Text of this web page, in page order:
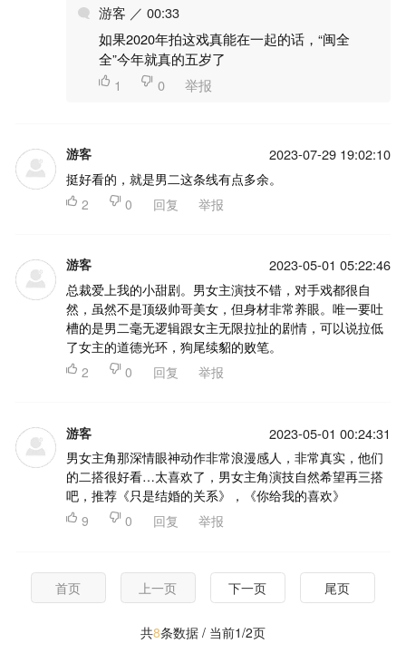
游客 ／ 00:33
如果2020年拍这戏真能在一起的话，“闽全
全”今年就真的五岁了
 1  0 举报
游客 2023-07-29 19:02:10
挺好看的，就是男二这条线有点多余。
 2  0 回复 举报
游客 2023-05-01 05:22:46
总裁爱上我的小甜剧。男女主演技不错，对手戏都很自
然，虽然不是顶级帅哥美女，但身材非常养眼。唯一要吐
槽的是男二毫无逻辑跟女主无限拉扯的剧情，可以说拉低
了女主的道德光环，狗尾续貂的败笔。
 2  0 回复 举报
游客 2023-05-01 00:24:31
男女主角那深情眼神动作非常浪漫感人，非常真实，他们
的二搭很好看…太喜欢了，男女主角演技自然希望再三搭
吧，推荐《只是结婚的关系》，《你给我的喜欢》
 9  0 回复 举报
首页 上一页 下一页 尾页
共8条数据 / 当前1/2页